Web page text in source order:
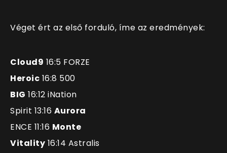
Véget ért az első forduló, íme az eredmények:
Cloud9 16:5 FORZE
Heroic 16:8 500
BIG 16:12 iNation
Spirit 13:16 Aurora
ENCE 11:16 Monte
Vitality 16:14 Astralis